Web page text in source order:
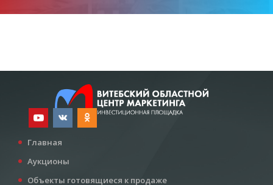
Главная
Аукционы
Объекты готовящиеся к продаже